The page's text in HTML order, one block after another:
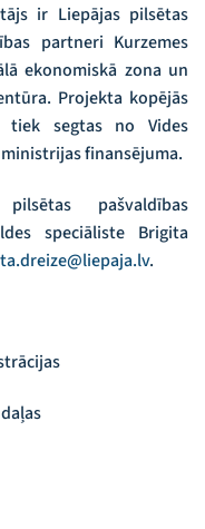
ir Liepājas pilsētas
partneri Kurzemes
ekonomiskā zona un
Projekta kopējās
tiek segtas no Vides
finansējuma.
pašvaldības
speciāliste Brigita
.